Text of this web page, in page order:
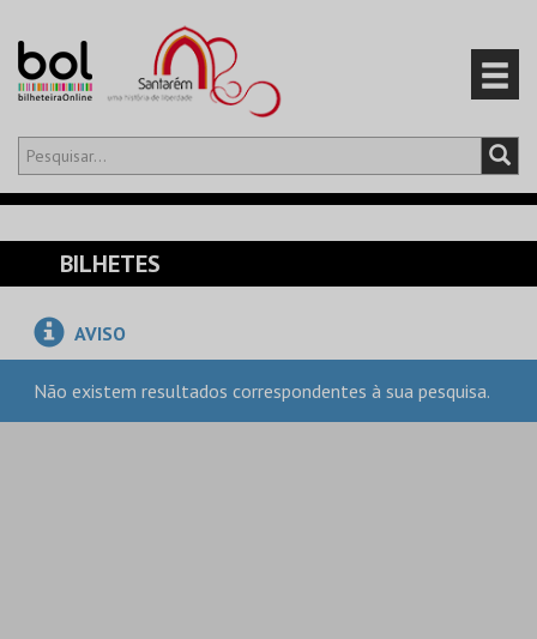
Olá,iniciar sessão
CARRINHO 0
EVENTOS
CARTÕES
BILHETES
AVISO
Não existem resultados correspondentes à sua pesquisa.